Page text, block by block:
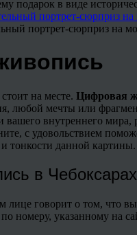
подарок в виде
портрет-сюрприз на
стоит на месте. Цифровая
любой мечты или
внутреннего
с удовольствием
и тонкости данной картины.
в Чебоксарах
лице говорит о том, что
номеру, указанному на